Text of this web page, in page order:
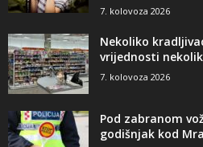
7. kolovoza 2026
Nekoliko
vrijednosti
7. kolovoza 2026
Pod zabranom
godišnjak kod